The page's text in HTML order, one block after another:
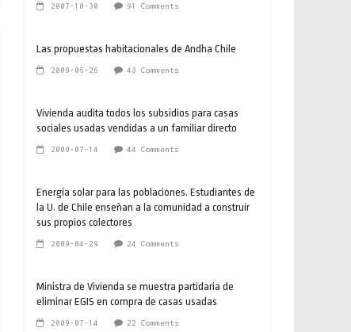
2007-10-30 91 Comments
Las propuestas habitacionales de Andha Chile
2009-06-26 48 Comments
Vivienda audita todos los subsidios para casas
sociales usadas vendidas a un familiar directo
2009-07-14 44 Comments
Energía solar para las poblaciones. Estudiantes de
la U. de Chile enseñan a la comunidad a construir
sus propios colectores
2009-04-29 24 Comments
Ministra de Vivienda se muestra partidaria de
eliminar EGIS en compra de casas usadas
2009-07-14 22 Comments